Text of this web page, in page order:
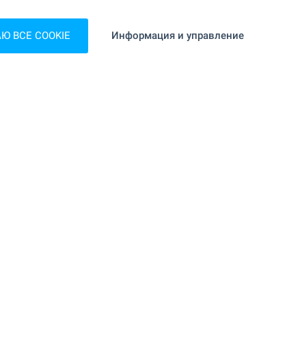
ВСЕ COOKIE Информация и управление